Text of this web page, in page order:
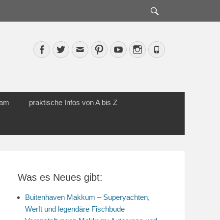
Facebook
TwitterEmailPinterestYouTubeInstagram
Phone
praktische Infos von A bis Z
Was es Neues gibt:
Buitenhaven Makkum – Superyachten,
Werft und legendäre Fischbude